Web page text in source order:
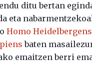
ditu bertan
eta
Homo
baten
emaitzen berri